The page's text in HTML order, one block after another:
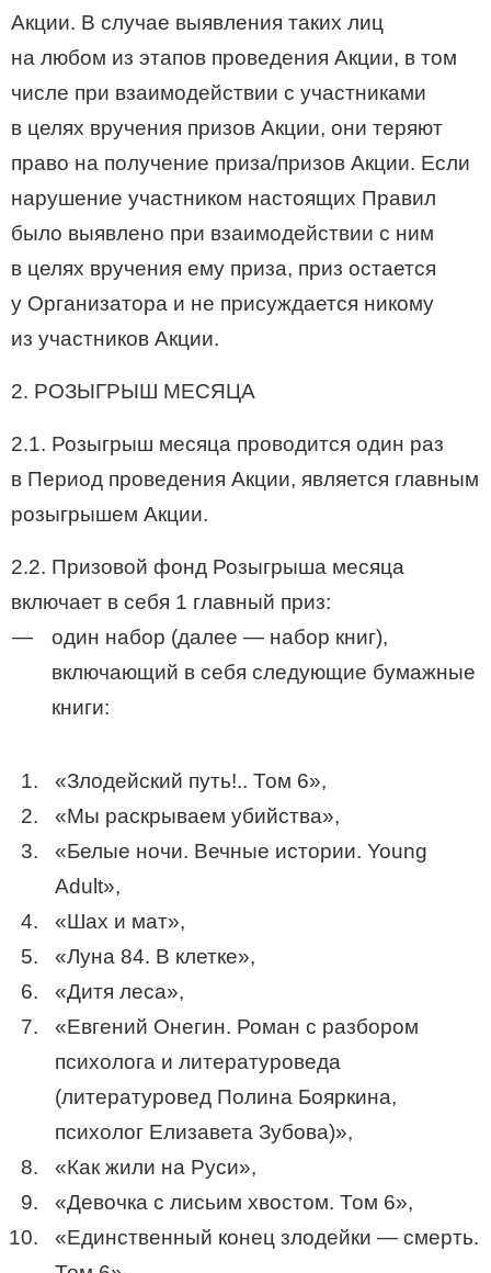
Акции. В случае выявления таких лиц
на любом из этапов проведения Акции, в том
числе при взаимодействии с участниками
в целях вручения призов Акции, они теряют
право на получение приза/призов Акции. Если
нарушение участником настоящих Правил
было выявлено при взаимодействии с ним
в целях вручения ему приза, приз остается
у Организатора и не присуждается никому
из участников Акции.
2. РОЗЫГРЫШ МЕСЯЦА
2.1. Розыгрыш месяца проводится один раз
в Период проведения Акции, является главным
розыгрышем Акции.
2.2. Призовой фонд Розыгрыша месяца
включает в себя 1 главный приз:
один набор (далее — набор книг),
включающий в себя следующие бумажные
книги:
«Злодейский путь!.. Том 6»,
«Мы раскрываем убийства»,
«Белые ночи. Вечные истории. Young
Adult»,
«Шах и мат»,
«Луна 84. В клетке»,
«Дитя леса»,
«Евгений Онегин. Роман с разбором
психолога и литературоведа
(литературовед Полина Бояркина,
психолог Елизавета Зубова)»,
«Как жили на Руси»,
«Девочка с лисьим хвостом. Том 6»,
«Единственный конец злодейки — смерть.